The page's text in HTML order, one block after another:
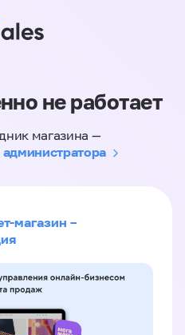
не работает
магазина —
магазин –